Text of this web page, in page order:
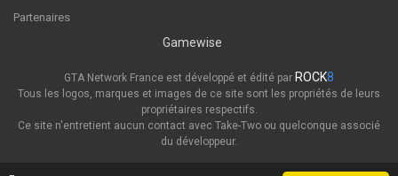
Partenaires
Gamewise
GTA Network France est développé et édité par ROCK8
Tous les logos, marques et images de ce site sont les propriétés de leurs
propriétaires respectifs.
Ce site n'entretient aucun contact avec Take-Two ou quelconque associé
du développeur.